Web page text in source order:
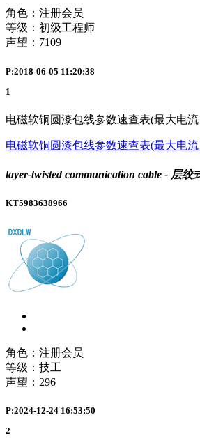
角色：注册会员
等级：初级工程师
声望： 7109
P:2018-06-05 11:20:38
1
电磁软铜圆漆包线参数速查表(最大电
电磁软铜圆漆包线参数速查表(最大电
layer-twisted communication cable - 层绞
KT5983638966
角色：注册会员
等级：技工
声望： 296
P:2024-12-24 16:53:50
2